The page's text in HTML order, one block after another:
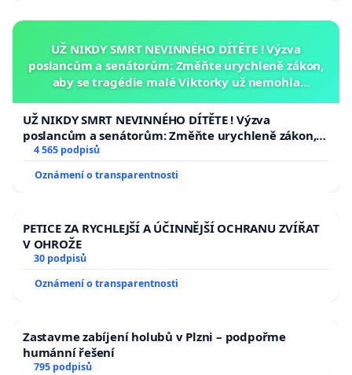
UŽ NIKDY SMRT NEVINNÉHO DÍTĚTE ! Výzva
poslancům a senátorům: Změňte urychleně zákon,
aby se tragédie malé Viktorky už nemohla
UŽ NIKDY SMRT NEVINNÉHO DÍTĚTE ! Výzva
poslancům a senátorům: Změňte urychleně zákon,
aby se tragédie malé Viktorky už nemohla opakovat!
4 565 podpisů
Oznámení o transparentnosti
PETICE ZA RYCHLEJŠÍ A ÚČINNĚJŠÍ OCHRANU ZVÍŘAT
V OHROŽE
30 podpisů
Oznámení o transparentnosti
Zastavme zabíjení holubů v Plzni – podpořme
humánní řešení
795 podpisů